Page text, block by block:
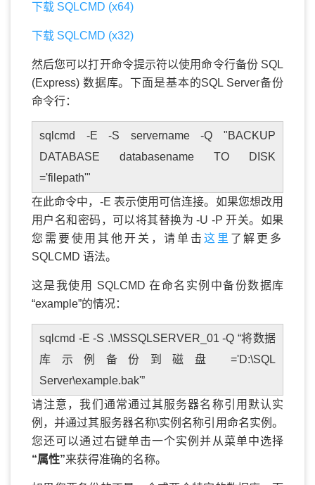
下载 SQLCMD (x64)
下载 SQLCMD (x32)
然后您可以打开命令提示符以使用命令行备份 SQL
(Express) 数据库。下面是基本的SQL Server备份
命令行：
sqlcmd -E -S servername -Q "BACKUP
DATABASE databasename TO DISK
='filepath'"
在此命令中，-E 表示使用可信连接。如果您想改用
用户名和密码，可以将其替换为 -U -P 开关。如果
您需要使用其他开关，请单击 这里 了解更多
SQLCMD 语法。
这是我使用 SQLCMD 在命名实例中备份数据库
“example”的情况：
sqlcmd -E -S .\MSSQLSERVER_01 -Q “将数据
库示例备份到磁盘 ='D:\SQL
Server\example.bak'”
请注意，我们通常通过其服务器名称引用默认实
例，并通过其服务器名称\实例名称引用命名实例。
您还可以通过右键单击一个实例并从菜单中选择
“属性”来获得准确的名称。